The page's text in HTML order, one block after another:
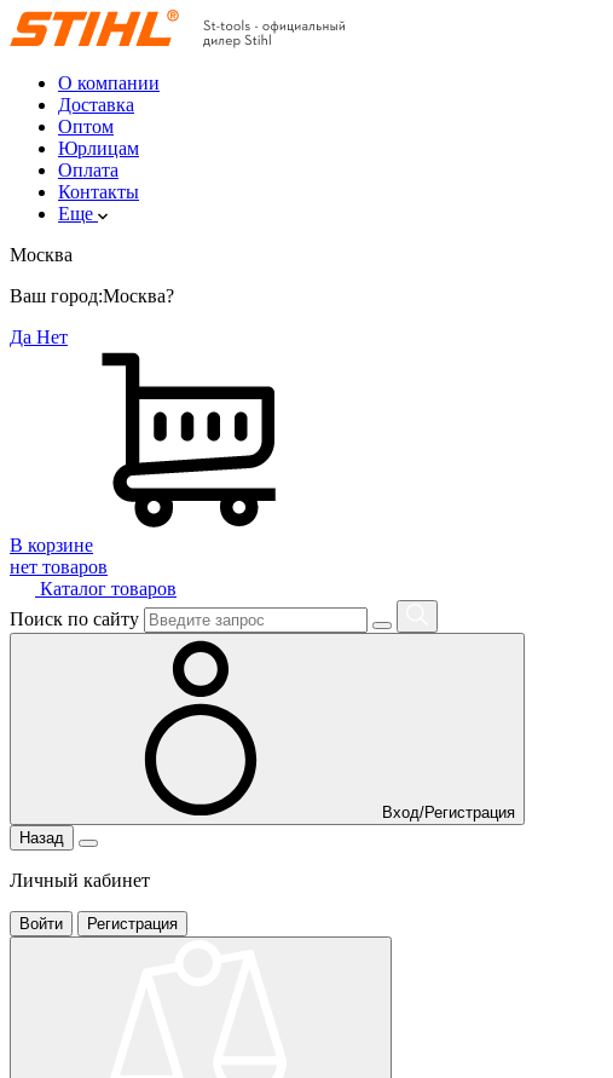
О компании
Доставка
Оптом
Юрлицам
Оплата
Контакты
Еще
Москва
Ваш город:Москва?
Да Нет
В корзине
нет товаров
Каталог товаров
Поиск по сайту
Вход/Регистрация
Назад
Личный кабинет
Войти Регистрация